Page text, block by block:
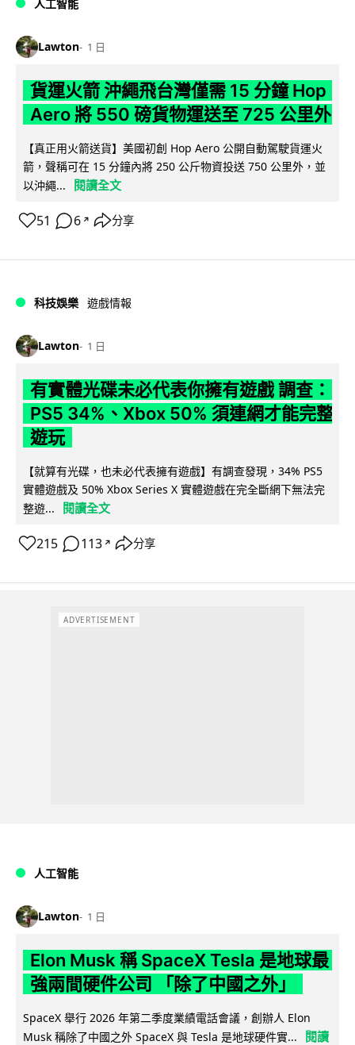
人工智能
Lawton 1 日
貨運火箭 沖繩飛台灣僅需 15 分鐘 Hop
Aero 將 550 磅貨物運送至 725 公里外
【真正用火箭送貨】美國初創 Hop Aero 公開自動駕駛貨運火
箭，聲稱可在 15 分鐘內將 250 公斤物資投送 750 公里外，並
以沖繩...
閱讀全文
51 6 ↗ 分享
科技娛樂 遊戲情報
Lawton 1 日
有實體光碟未必代表你擁有遊戲 調查：
PS5 34%、Xbox 50% 須連網才能完整
遊玩
【就算有光碟，也未必代表擁有遊戲】有調查發現，34% PS5
實體遊戲及 50% Xbox Series X 實體遊戲在完全斷網下無法完
整遊...
閱讀全文
215 113 ↗ 分享
ADVERTISEMENT
人工智能
Lawton 1 日
Elon Musk 稱 SpaceX Tesla 是地球最
強兩間硬件公司 「除了中國之外」
SpaceX 舉行 2026 年第二季度業績電話會議，創辦人 Elon
Musk 稱除了中國之外 SpaceX 與 Tesla 是地球硬件實...
閱讀